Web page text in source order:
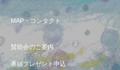
MAP・コンタクト
賛助会のご案内
番組プレゼント申込